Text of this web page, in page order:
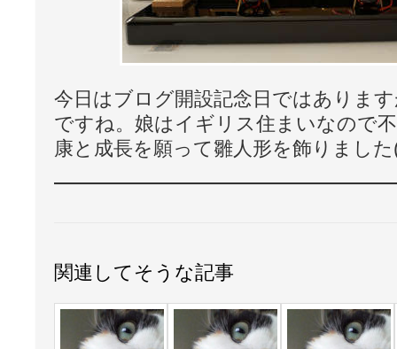
今日はブログ開設記念日ではありま
ですね。娘はイギリス住まいなので
康と成長を願って雛人形を飾りました
関連してそうな記事